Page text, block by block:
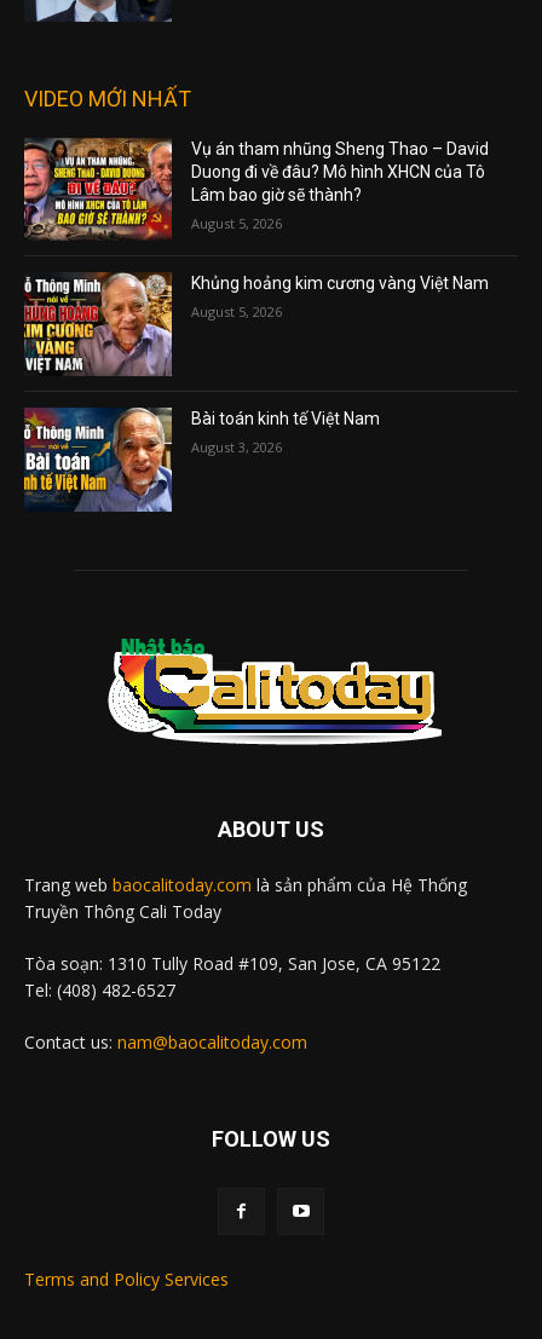
VIDEO MỚI NHẤT
Vụ án tham nhũng Sheng Thao – David
Duong đi về đâu? Mô hình XHCN của Tô
Lâm bao giờ sẽ thành?
August 5, 2026
Khủng hoảng kim cương vàng Việt Nam
August 5, 2026
Bài toán kinh tế Việt Nam
August 3, 2026
ABOUT US
Trang web baocalitoday.com là sản phẩm của Hệ Thống
Truyền Thông Cali Today
Tòa soạn: 1310 Tully Road #109, San Jose, CA 95122
Tel: (408) 482-6527
Contact us: nam@baocalitoday.com
FOLLOW US
Terms and Policy Services